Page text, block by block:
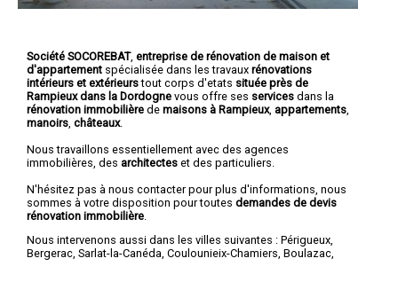
Société SOCOREBAT, entreprise de rénovation de maison et
d'appartement spécialisée dans les travaux rénovations
intérieurs et extérieurstout corps d'etats située près de
Rampieux dans la Dordogne vous offre ses services dans la
rénovation immobilière de maisons à Rampieux, appartements
manoirs châteaux.
Nous travaillons essentiellement avec des agences
immobilières, des architectes et des particuliers.
N'hésitez pas à nous contacter pour plus d'informations, nous
sommes à votre disposition pour toutes demandes de devis
rénovation immobilière
Nous intervenons aussi dans les villes suivantes : Périgueux,
Bergerac, Sarlat-la-Canéda, Coulounieix-Chamiers, Boulazac,